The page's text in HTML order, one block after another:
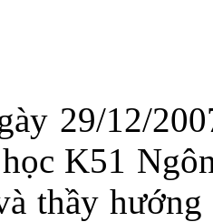
2007,
K51
thầy